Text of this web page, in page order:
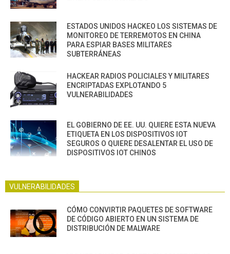
ESTADOS UNIDOS HACKEO LOS SISTEMAS DE
MONITOREO DE TERREMOTOS EN CHINA
PARA ESPIAR BASES MILITARES
SUBTERRÁNEAS
HACKEAR RADIOS POLICIALES Y MILITARES
ENCRIPTADAS EXPLOTANDO 5
VULNERABILIDADES
EL GOBIERNO DE EE. UU. QUIERE ESTA NUEVA
ETIQUETA EN LOS DISPOSITIVOS IOT
SEGUROS O QUIERE DESALENTAR EL USO DE
DISPOSITIVOS IOT CHINOS
VULNERABILIDADES
CÓMO CONVIRTIR PAQUETES DE SOFTWARE
DE CÓDIGO ABIERTO EN UN SISTEMA DE
DISTRIBUCIÓN DE MALWARE